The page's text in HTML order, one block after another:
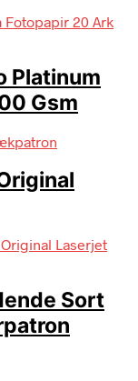
Platinum
Gsm
Sort